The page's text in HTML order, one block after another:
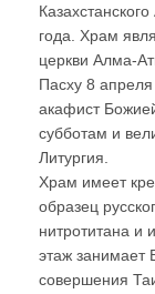
года. Храм
церкви Алма-
Пасху 8
акафист
субботам и
Литургия.
Храм имеет
образец
нитротитана
этаж занимает
совершения